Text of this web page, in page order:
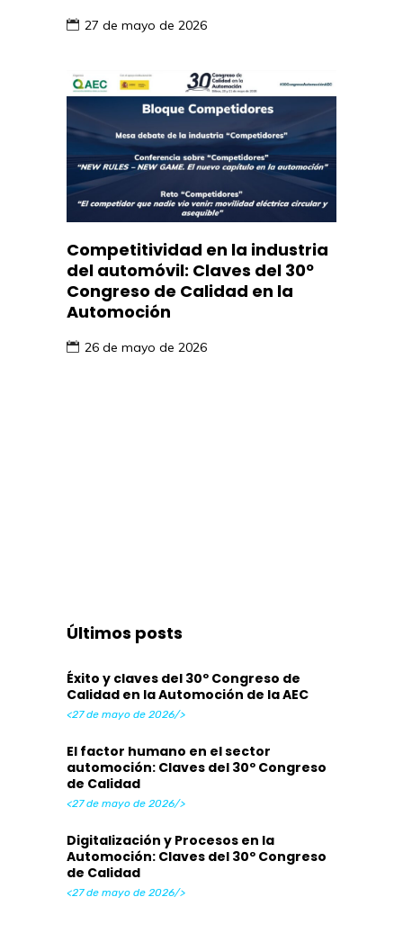
27 de mayo de 2026
Competitividad en la industria
del automóvil: Claves del 30º
Congreso de Calidad en la
Automoción
26 de mayo de 2026
Últimos posts
Éxito y claves del 30º Congreso de
Calidad en la Automoción de la AEC
<27 de mayo de 2026/>
El factor humano en el sector
automoción: Claves del 30º Congreso
de Calidad
<27 de mayo de 2026/>
Digitalización y Procesos en la
Automoción: Claves del 30º Congreso
de Calidad
<27 de mayo de 2026/>